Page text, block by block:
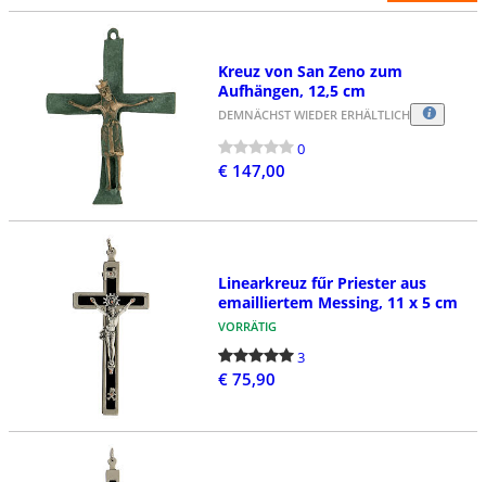
Kreuz von San Zeno zum
Aufhängen, 12,5 cm
DEMNÄCHST WIEDER ERHÄLTLICH
0
€ 147,00
Linearkreuz fűr Priester aus
emailliertem Messing, 11 x 5 cm
VORRÄTIG
3
€ 75,90